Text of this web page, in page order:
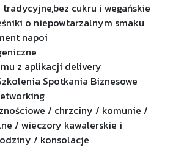
tradycyjne,bez cukru i wegańskie
o niepowtarzalnym smaku
napoi
z aplikacji delivery
Spotkania Biznesowe
/ chrzciny / komunie /
/ wieczory kawalerskie i
/ konsolacje